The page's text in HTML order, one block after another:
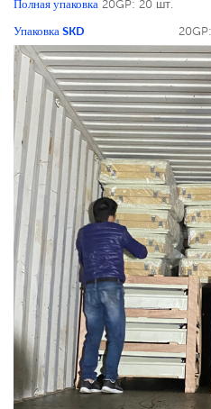
Полная упаковка 20GP: 20
Упаковка SKD